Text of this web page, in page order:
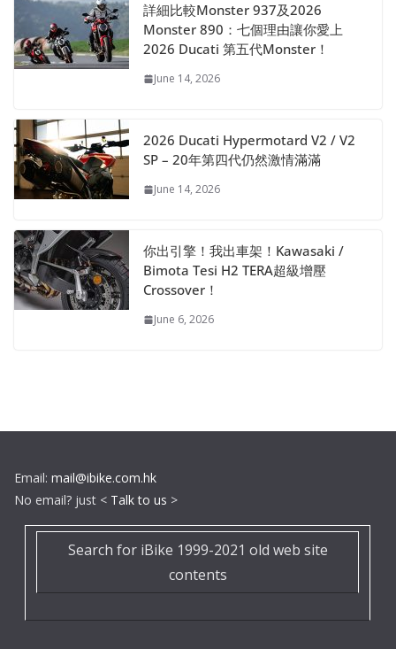
詳細比較Monster 937及2026
Monster 890：七個理由讓你愛上
2026 Ducati 第五代Monster！
June 14, 2026
2026 Ducati Hypermotard V2 / V2
SP – 20年第四代仍然激情滿滿
June 14, 2026
你出引擎！我出車架！Kawasaki /
Bimota Tesi H2 TERA超級增壓
Crossover！
June 6, 2026
Email: mail@ibike.com.hk
No email? just < Talk to us >
Search for iBike 1999-2021 old web site
contents